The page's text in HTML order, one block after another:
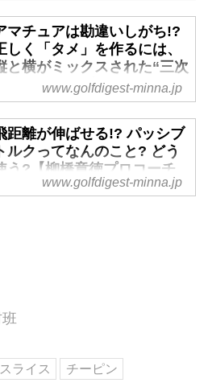
々さまざまな理論や用語によっ
語られるゴルフ。頻繁に耳にす
るものの実はよく理解できていな
も多いのではないだろうか。競
志向のアスリートゴルファーか
厚い信頼を寄せられ、ツアープ
ロコーチとして女子プロの活躍を
えた経歴もあるティーチングプ
マチュアは勘違いしがち!?
しく「タメ」を作るには、
と横がミックスされた“三次
元的な動き”が必要だった！
柳橋章徳プロコーチに学ぶ
ルフ用語あれこれ】 - みん
のゴルフダイジェスト
々さまざまな理論や用語によっ
て語られるゴルフ。頻繁に耳にす
ものの実はよく理解できていな
えた経歴もあるティーチングプ
の柳橋章徳氏に、今さら聞けな
ゴルフの用語、理論あれこれを解
www.golfdigest-minna.jp
距離が伸ばせる!? パッシブ
ルクってなんのこと? どう
う?【柳橋章徳プロコーチ
に学ぶゴルフ用語あれこれ】
も多いのではないだろうか。競
厚い信頼を寄せられ、ツアープ
コーチとして女子プロの活躍を
www.golfdigest-minna.jp
スライス チーピン